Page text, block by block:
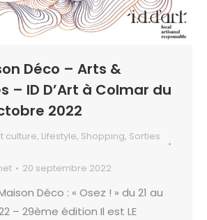
Déco – Arts &
– ID D’Art à Colmar du
2022
culture, Lifestyle, Shopping, Sorties
20 septembre 2022
Déco : « Osez ! » du 21 au
– 29ème édition Il est LE